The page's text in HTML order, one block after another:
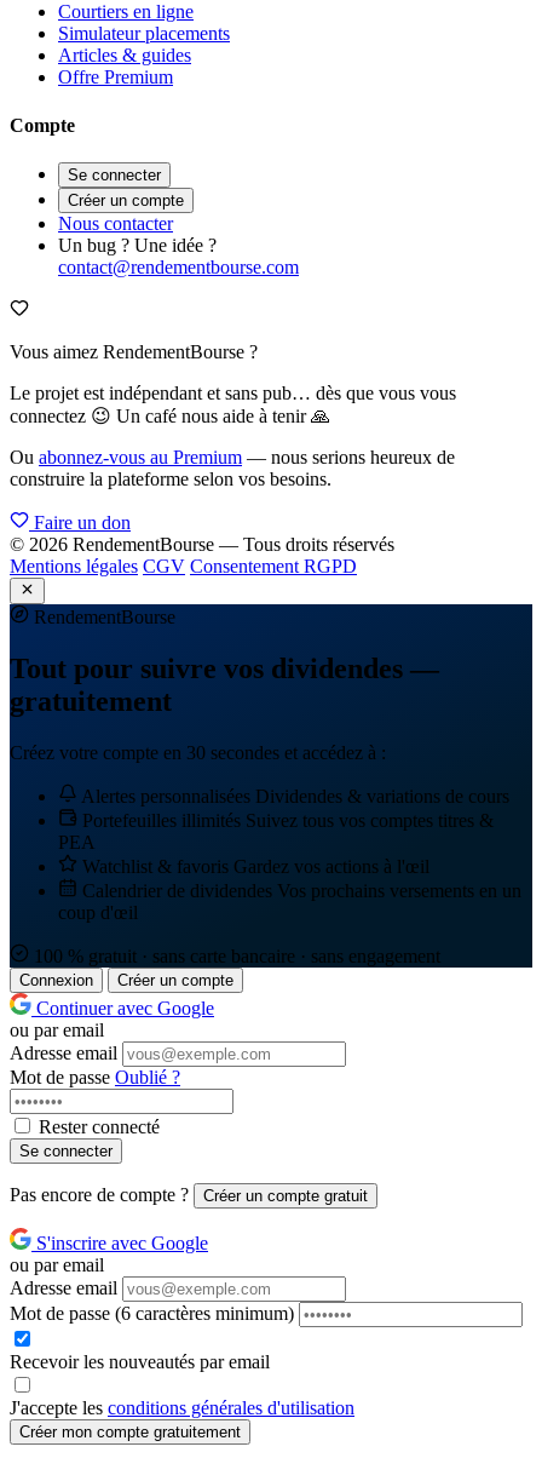
Courtiers en ligne
Simulateur placements
Articles & guides
Offre Premium
Compte
Se connecter
Créer un compte
Nous contacter
Un bug ? Une idée ?
contact@rendementbourse.com
Vous aimez RendementBourse ?
Le projet est indépendant et sans pub… dès que vous vous
connectez 😉 Un café nous aide à tenir 🙏
Ou abonnez-vous au Premium — nous serions heureux de
construire la plateforme selon vos besoins.
Faire un don
© 2026 RendementBourse — Tous droits réservés
Mentions légales CGV Consentement RGPD
RendementBourse
Tout pour suivre vos dividendes —
gratuitement
Créez votre compte en 30 secondes et accédez à :
Alertes personnalisées Dividendes & variations de cours
Portefeuilles illimités Suivez tous vos comptes titres &
PEA
Watchlist & favoris Gardez vos actions à l'œil
Calendrier de dividendes Vos prochains versements en un
coup d'œil
100 % gratuit · sans carte bancaire · sans engagement
Connexion Créer un compte
Continuer avec Google
ou par email
Adresse email
Mot de passe Oublié ?
Rester connecté
Se connecter
Pas encore de compte ? Créer un compte gratuit
S'inscrire avec Google
ou par email
Adresse email
Mot de passe (6 caractères minimum)
Recevoir les nouveautés par email
J'accepte les conditions générales d'utilisation
Créer mon compte gratuitement